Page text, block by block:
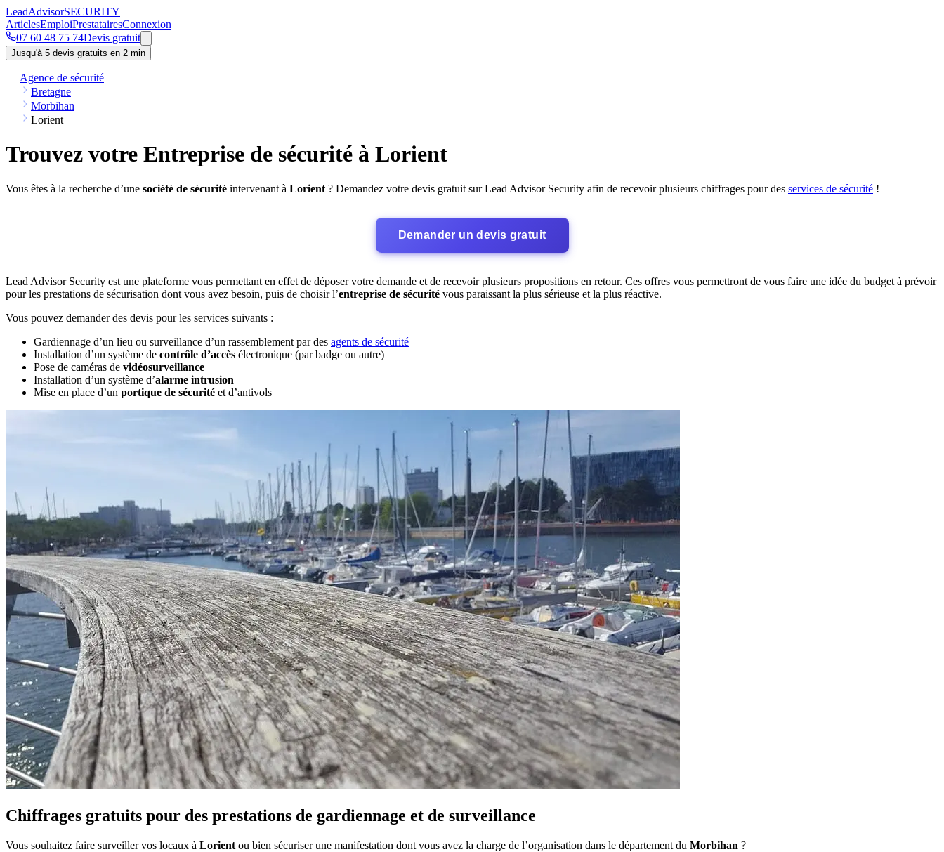
LeadAdvisorSECURITY
ArticlesEmploiPrestatairesConnexion
07 60 48 75 74Devis gratuit
Jusqu'à 5 devis gratuits en 2 min
Agence de sécurité
Bretagne
Morbihan
Lorient
Trouvez votre Entreprise de sécurité à Lorient
Vous êtes à la recherche d’une société de sécurité intervenant à Lorient ? Demandez votre devis gratuit sur Lead Advisor Security afin de recevoir plusieurs chiffrages pour des services de sécurité !
Demander un devis gratuit
Lead Advisor Security est une plateforme vous permettant en effet de déposer votre demande et de recevoir plusieurs propositions en retour. Ces offres vous permettront de vous faire une idée du budget à prévoir
pour les prestations de sécurisation dont vous avez besoin, puis de choisir l’entreprise de sécurité vous paraissant la plus sérieuse et la plus réactive.
Vous pouvez demander des devis pour les services suivants :
Gardiennage d’un lieu ou surveillance d’un rassemblement par des agents de sécurité
Installation d’un système de contrôle d’accès électronique (par badge ou autre)
Pose de caméras de vidéosurveillance
Installation d’un système d’alarme intrusion
Mise en place d’un portique de sécurité et d’antivols
Chiffrages gratuits pour des prestations de gardiennage et de surveillance
Vous souhaitez faire surveiller vos locaux à Lorient ou bien sécuriser une manifestation dont vous avez la charge de l’organisation dans le département du Morbihan ?